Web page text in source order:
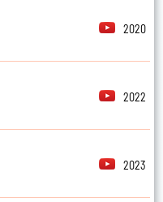
2020
2022
2023